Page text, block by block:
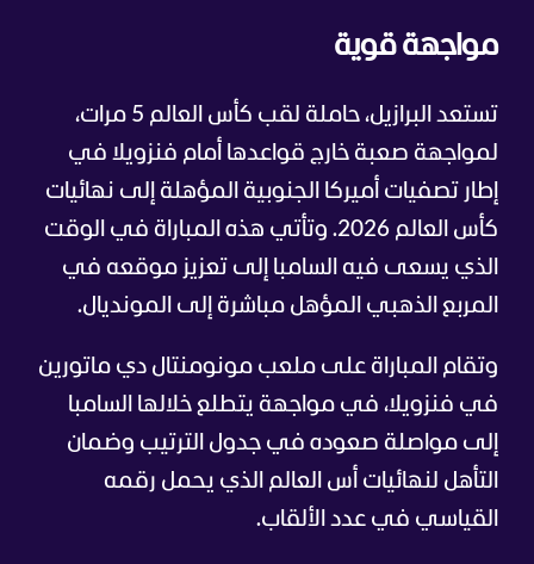
مواجهة قوية
تستعد البرازيل، حاملة لقب كأس العالم 5 مرات،
لمواجهة صعبة خارج قواعدها أمام فنزويلا في
إطار تصفيات أميركا الجنوبية المؤهلة إلى نهائيات
كأس العالم 2026. وتأتي هذه المباراة في الوقت
الذي يسعى فيه السامبا إلى تعزيز موقعه في
المربع الذهبي المؤهل مباشرة إلى المونديال.
وتقام المباراة على ملعب مونومنتال دي ماتورين
في فنزويلا، في مواجهة يتطلع خلالها السامبا
إلى مواصلة صعوده في جدول الترتيب وضمان
التأهل لنهائيات أس العالم الذي يحمل رقمه
القياسي في عدد الألقاب.